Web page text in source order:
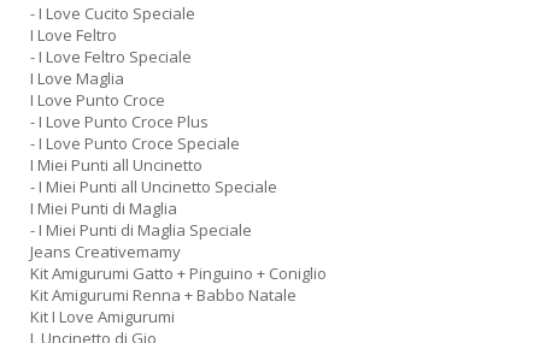
- I Love Cucito Speciale
I Love Feltro
- I Love Feltro Speciale
I Love Maglia
I Love Punto Croce
- I Love Punto Croce Plus
- I Love Punto Croce Speciale
I Miei Punti all Uncinetto
- I Miei Punti all Uncinetto Speciale
I Miei Punti di Maglia
- I Miei Punti di Maglia Speciale
Jeans Creativemamy
Kit Amigurumi Gatto + Pinguino + Coniglio
Kit Amigurumi Renna + Babbo Natale
Kit I Love Amigurumi
L Uncinetto di Gio